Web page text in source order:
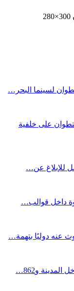
على خلفية
للإبلاغ عن…
عنه دوليًا بتهمة…